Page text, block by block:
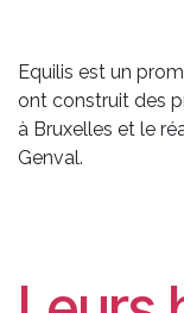
Equilis est un
ont construit des
à Bruxelles et le
Genval.